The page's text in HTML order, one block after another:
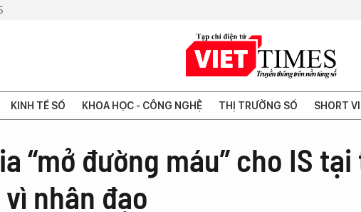
KINH TẾ SỐ KHOA HỌC - CÔNG NGHỆ THỊ TRƯỜNG SỐ SHORT
“mở đường máu” cho IS
nhân đạo